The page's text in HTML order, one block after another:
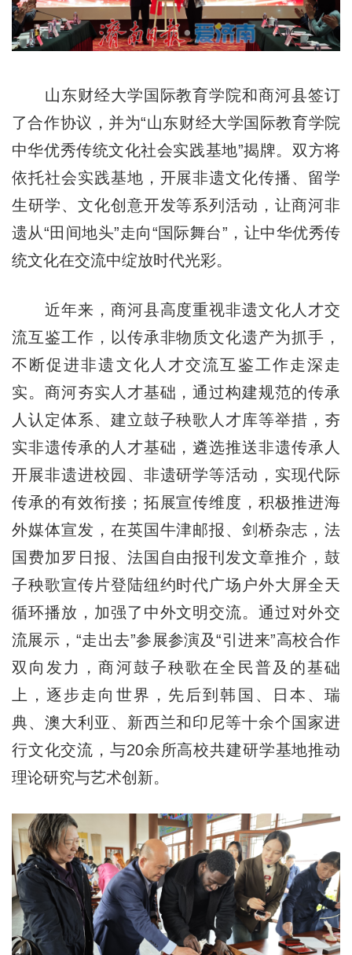
山东财经大学国际教育学院和商河县签订
了合作协议，并为“山东财经大学国际教育学院
中华优秀传统文化社会实践基地”揭牌。双方将
依托社会实践基地，开展非遗文化传播、留学
生研学、文化创意开发等系列活动，让商河非
遗从“田间地头”走向“国际舞台”，让中华优秀传
统文化在交流中绽放时代光彩。
近年来，商河县高度重视非遗文化人才交
流互鉴工作，以传承非物质文化遗产为抓手，
不断促进非遗文化人才交流互鉴工作走深走
实。商河夯实人才基础，通过构建规范的传承
人认定体系、建立鼓子秧歌人才库等举措，夯
实非遗传承的人才基础，遴选推送非遗传承人
开展非遗进校园、非遗研学等活动，实现代际
传承的有效衔接；拓展宣传维度，积极推进海
外媒体宣发，在英国牛津邮报、剑桥杂志，法
国费加罗日报、法国自由报刊发文章推介，鼓
子秧歌宣传片登陆纽约时代广场户外大屏全天
循环播放，加强了中外文明交流。通过对外交
流展示，“走出去”参展参演及“引进来”高校合作
双向发力，商河鼓子秧歌在全民普及的基础
上，逐步走向世界，先后到韩国、日本、瑞
典、澳大利亚、新西兰和印尼等十余个国家进
行文化交流，与20余所高校共建研学基地推动
理论研究与艺术创新。